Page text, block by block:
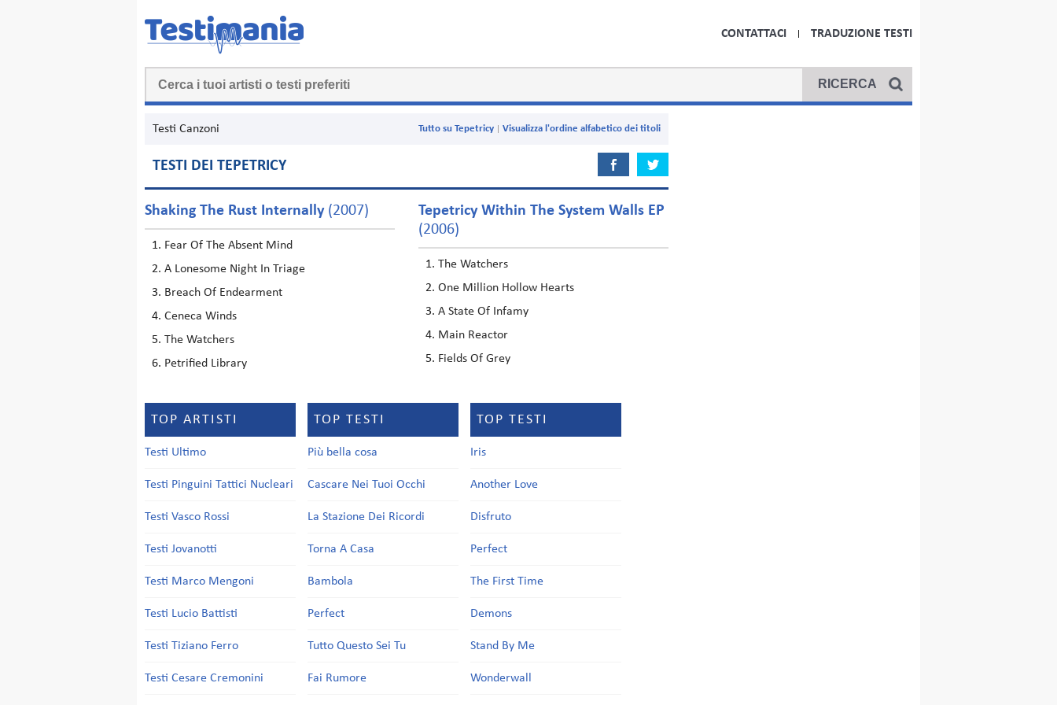
CONTATTACI TRADUZIONE TESTI
Testi Canzoni Visualizza l'ordine alfabetico dei titoli
Tutto su Tepetricy
TESTI DEI TEPETRICY
Shaking The Rust Internally(2007)
Fear Of The Absent Mind
A Lonesome Night In Triage
Breach Of Endearment
Ceneca Winds
The Watchers
Petrified Library
Tepetricy Within The System Walls EP
(2006)
The Watchers
One Million Hollow Hearts
A State Of Infamy
Main Reactor
Fields Of Grey
TOP ARTISTI
Testi Ultimo
Testi Pinguini Tattici Nucleari
Testi Vasco Rossi
Testi Jovanotti
Testi Marco Mengoni
Testi Lucio Battisti
Testi Tiziano Ferro
Testi Cesare Cremonini
TOP TESTI
Più bella cosa
Cascare Nei Tuoi Occhi
La Stazione Dei Ricordi
Torna A Casa
Bambola
Perfect
Tutto Questo Sei Tu
Fai Rumore
TOP TESTI
Iris
Another Love
Disfruto
Perfect
The First Time
Demons
Stand By Me
Wonderwall